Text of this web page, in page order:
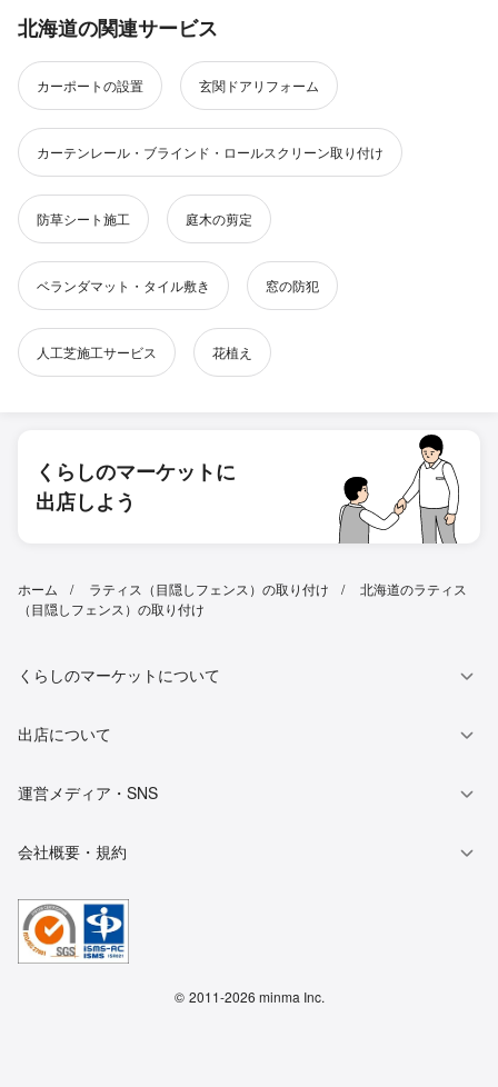
北海道の関連サービス
カーポートの設置 玄関ドアリフォーム
カーテンレール・ブラインド・ロールスクリーン取り付け
防草シート施工 庭木の剪定
ベランダマット・タイル敷き 窓の防犯
人工芝施工サービス 花植え
くらしのマーケットに
出店しよう
ホーム ラティス（目隠しフェンス）の取り付け
北海道のラティス
（目隠しフェンス）の取り付け
くらしのマーケットについて
出店について
運営メディア・SNS
会社概要・規約
© 2011-2026 minma Inc.